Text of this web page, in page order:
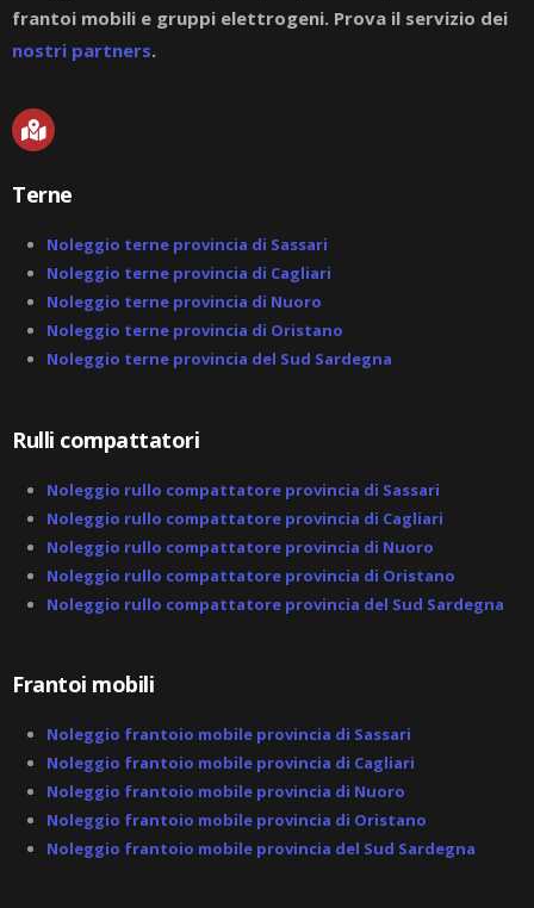
frantoi mobili e gruppi elettrogeni. Prova il servizio dei
nostri partners.
M
a
p
m
r
k
d
-
a
Terne
Noleggio terne provincia di Sassari
Noleggio terne provincia di Cagliari
Noleggio terne provincia di Nuoro
Noleggio terne provincia di Oristano
Noleggio terne provincia del Sud Sardegna
Rulli compattatori
Noleggio rullo compattatore provincia di Sassari
Noleggio rullo compattatore provincia di Cagliari
Noleggio rullo compattatore provincia di Nuoro
Noleggio rullo compattatore provincia di Oristano
Noleggio rullo compattatore provincia del Sud Sardegna
Frantoi mobili
Noleggio frantoio mobile provincia di Sassari
Noleggio frantoio mobile provincia di Cagliari
Noleggio frantoio mobile provincia di Nuoro
Noleggio frantoio mobile provincia di Oristano
Noleggio frantoio mobile provincia del Sud Sardegna